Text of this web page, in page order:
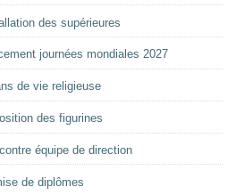
des supérieures
journées mondiales 2027
de vie religieuse
des figurines
équipe de direction
de diplômes